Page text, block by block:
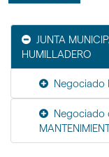
JUNTA
HUMILLADERO
Negociado
Negociado